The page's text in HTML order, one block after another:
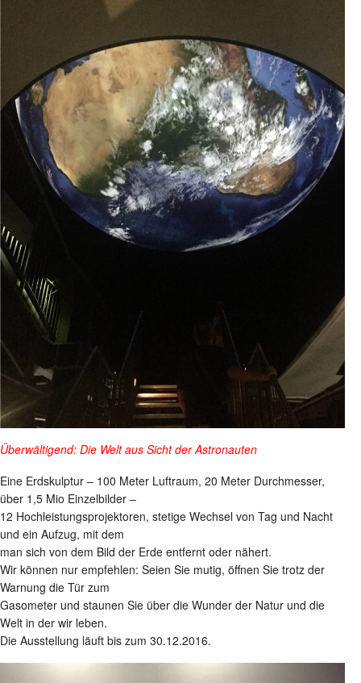
Überwältigend: Die Welt aus Sicht der Astronauten
Eine Erdskulptur – 100 Meter Luftraum, 20 Meter Durchmesser,
über 1,5 Mio Einzelbilder –
12 Hochleistungsprojektoren, stetige Wechsel von Tag und Nacht
und ein Aufzug, mit dem
man sich von dem Bild der Erde entfernt oder nähert.
Wir können nur empfehlen: Seien Sie mutig, öffnen Sie trotz der
Warnung die Tür zum
Gasometer und staunen Sie über die Wunder der Natur und die
Welt in der wir leben.
Die Ausstellung läuft bis zum 30.12.2016.